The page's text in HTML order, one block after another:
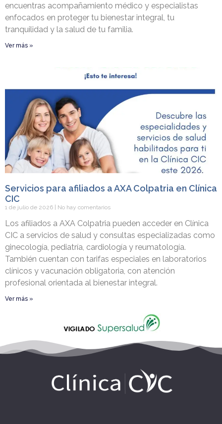
encuentras acompañamiento médico y especialistas
enfocados en proteger tu bienestar integral, tu
tranquilidad y la salud de tu familia.
Ver más »
Servicios para afiliados a AXA Colpatria en Clínica
CIC
1 de julio de 2026 No hay comentarios
Los afiliados a AXA Colpatria pueden acceder en Clínica
CIC a servicios de salud y consultas especializadas como
ginecología, pediatría, cardiología y reumatología.
También cuentan con tarifas especiales en laboratorios
clínicos y vacunación obligatoria, con atención
profesional orientada al bienestar integral.
Ver más »